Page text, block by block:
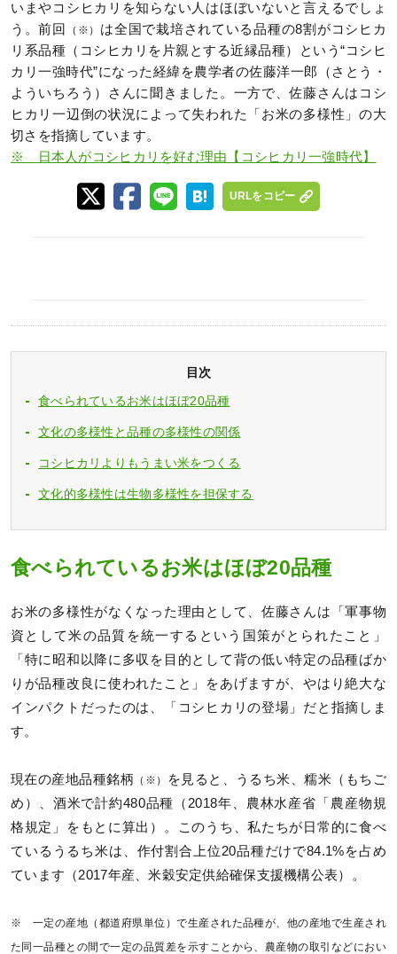
いまやコシヒカリを知らない人はほぼいないと言えるでしょ
う。前回
（※） は全国で栽培されている品種の8割がコシヒカ
リ系品種（コシヒカリを片親とする近縁品種）という“コシヒ
カリ一強時代”になった経緯を農学者の佐藤洋一郎（さとう・
よういちろう）さんに聞きました。一方で、佐藤さんはコシ
ヒカリ一辺倒の状況によって失われた「お米の多様性」の大
切さを指摘しています。
※ 日本人がコシヒカリを好む理由【コシヒカリ一強時代】
URLをコピー
目次
食べられているお米はほぼ20品種
文化の多様性と品種の多様性の関係
コシヒカリよりもうまい米をつくる
文化的多様性は生物多様性を担保する
食べられているお米はほぼ20品種
お米の多様性がなくなった理由として、佐藤さんは「軍事物
資として米の品質を統一するという国策がとられたこと」
「特に昭和以降に多収を目的として背の低い特定の品種ばか
りが品種改良に使われたこと」をあげますが、やはり絶大な
インパクトだったのは、「コシヒカリの登場」だと指摘しま
す。
現在の産地品種銘柄 （※）
を見ると、うるち米、糯米（もちご
め）、酒米で計約480品種（2018年、農林水産省「農産物規
格規定」をもとに算出）。このうち、私たちが日常的に食べ
ているうるち米は、作付割合上位20品種だけで84.1%を占め
ています（2017年産、米穀安定供給確保支援機構公表）。
※ 一定の産地（都道府県単位）で生産された品種が、他の産地で生産され
た同一品種との間で一定の品質差を示すことから、農産物の取引などにおい